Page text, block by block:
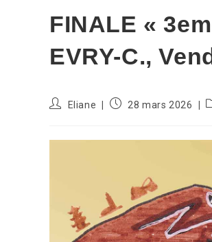
FINALE «
EVRY-C.,
Auteur/autrice
publication :
Eliane
Publication
28 mars 2026